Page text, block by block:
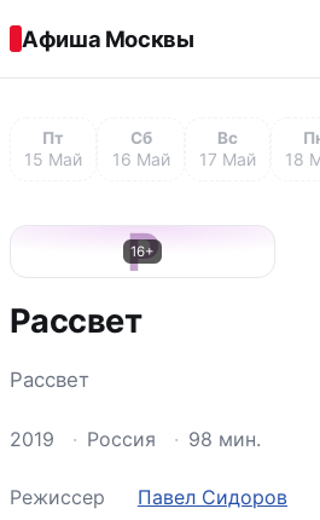
Афиша Москвы
Пт
15 Май
Сб
16 Май
Вс
17 Май 18
Р
16+
Рассвет
Рассвет
2019 · Россия · 98 мин.
Режиссер
Павел Сидоров